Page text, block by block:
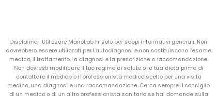
Disclaimer: Utilizzare MarioLab.hr solo per scopi informativi generali. Non
dovrebbero essere utilizzati per l’autodiagnosi e non sostituiscono l’esame
medico, il trattamento, la diagnosi e la prescrizione o raccomandazione.
Non dovresti modificare il tuo regime di salute o la tua dieta prima di
contattare il medico o il professionista medico scelto per una visita
medica, una diagnosi e una raccomandazione. Cerca sempre il consiglio
di un medico o di un altro professionista sanitario se hai domande sulla